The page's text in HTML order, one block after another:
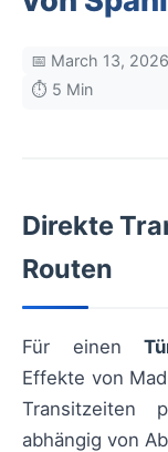
📅 March 13, 2026
⏱️ 5 Min
Direkte
Routen
Für einen
Effekte von
abhängig von